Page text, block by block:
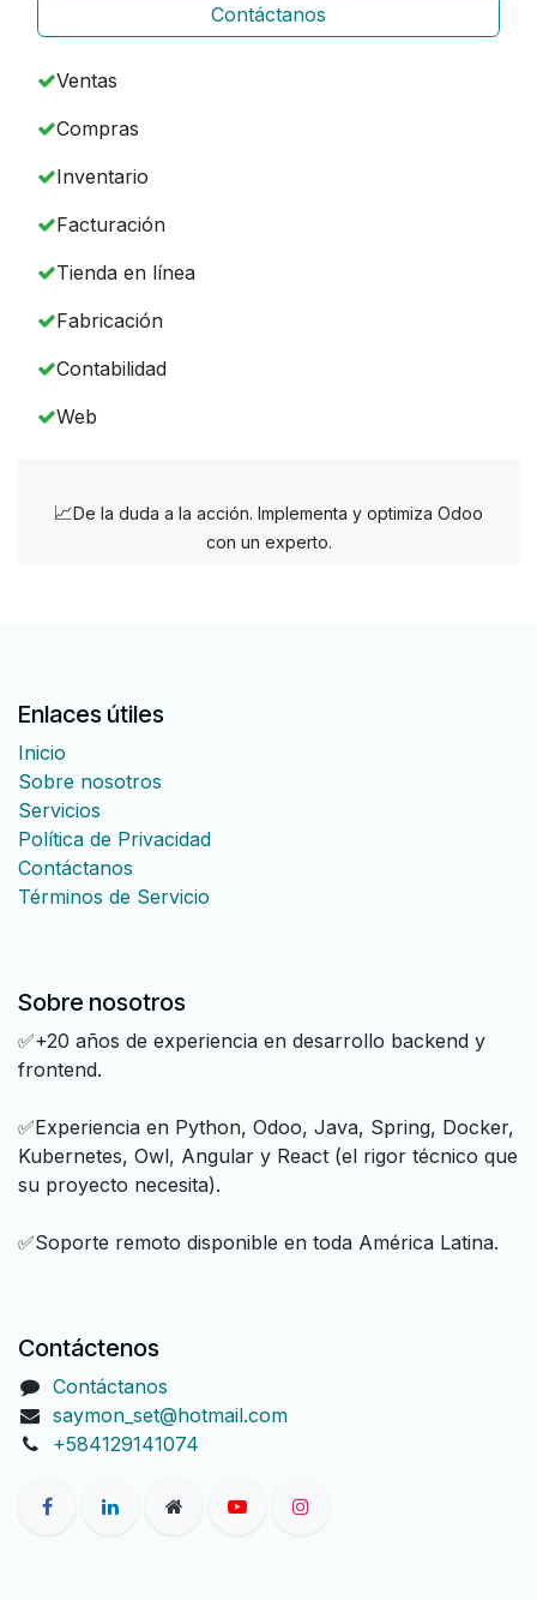
Contáctanos
Ventas
Compras
Inventario
Facturación
Tienda en línea
Fabricación
Contabilidad
Web
📈De la duda a la acción. Implementa y optimiza Odoo
con un experto.
Enlaces útiles
Inicio
Sobre nosotros
Servicios
Política de Privacidad
Contáctanos
Términos de Servicio
Sobre nosotros
✅+20 años de experiencia en desarrollo backend y
frontend.
✅Experiencia en Python, Odoo, Java, Spring, Docker,
Kubernetes, Owl, Angular y React (el rigor técnico que
su proyecto necesita).
✅Soporte remoto disponible en toda América Latina.
Contáctenos
Contáctanos
saymon_set@hotmail.com
+584129141074